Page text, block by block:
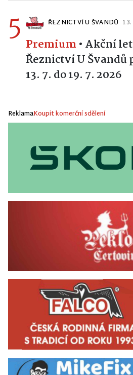
5 ŘEZNICTVÍ U ŠVANDŮ
Premium • Akční
Řeznictví U Švandů
13. 7. do 19. 7. 2026
ReklamaKoupit komerční sdělení